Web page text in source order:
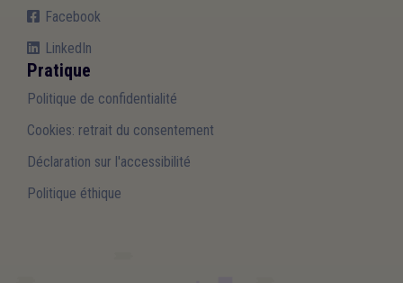
Facebook
LinkedIn
Pratique
Politique de confidentialité
Cookies: retrait du consentement
Déclaration sur l'accessibilité
Politique éthique